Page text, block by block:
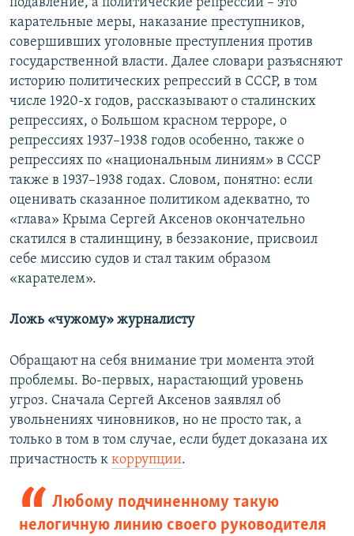
подавление, а политические репрессии – это
карательные меры, наказание преступников,
совершивших уголовные преступления против
государственной власти. Далее словари разъясняют
историю политических репрессий в СССР, в том
числе 1920-х годов, рассказывают о сталинских
репрессиях, о Большом красном терроре, о
репрессиях 1937–1938 годов особенно, также о
репрессиях по «национальным линиям» в СССР
также в 1937–1938 годах. Словом, понятно: если
оценивать сказанное политиком адекватно, то
«глава» Крыма Сергей Аксенов окончательно
скатился в сталинщину, в беззаконие, присвоил
себе миссию судов и стал таким образом
«карателем».
Ложь «чужому» журналисту
Обращают на себя внимание три момента этой
проблемы. Во-первых, нарастающий уровень
угроз. Сначала Сергей Аксенов заявлял об
увольнениях чиновников, но не просто так, а
только в том в том случае, если будет доказана их
причастность к коррупции.
Любому подчиненному такую
нелогичную линию своего руководителя